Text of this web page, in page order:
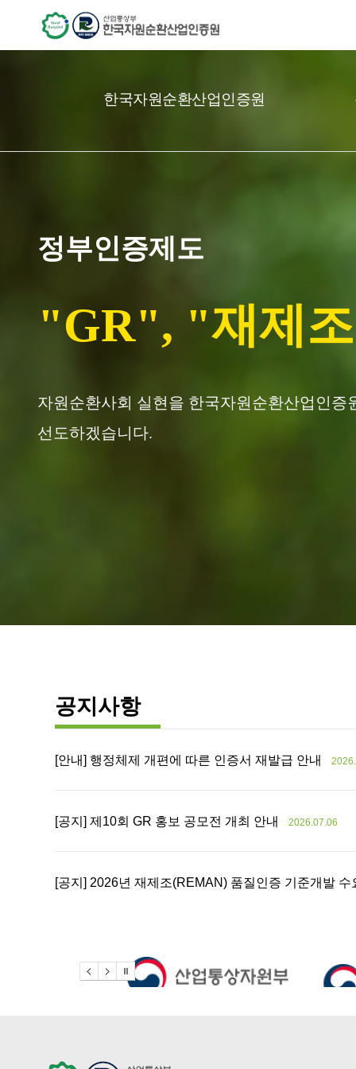
한국자원순환산업인증원
정부인증제도
"GR", "재제
자원순환사회 실현을 한국자원순환산업인증
선도하겠습니다.
공지사항
[안내] 행정체제 개편에 따른 인증서 재발급 안내
[공지] 제10회 GR 홍보 공모전 개최 안내 2026.07.06
[공지] 2026년 재제조(REMAN) 품질인증 기준개발 수